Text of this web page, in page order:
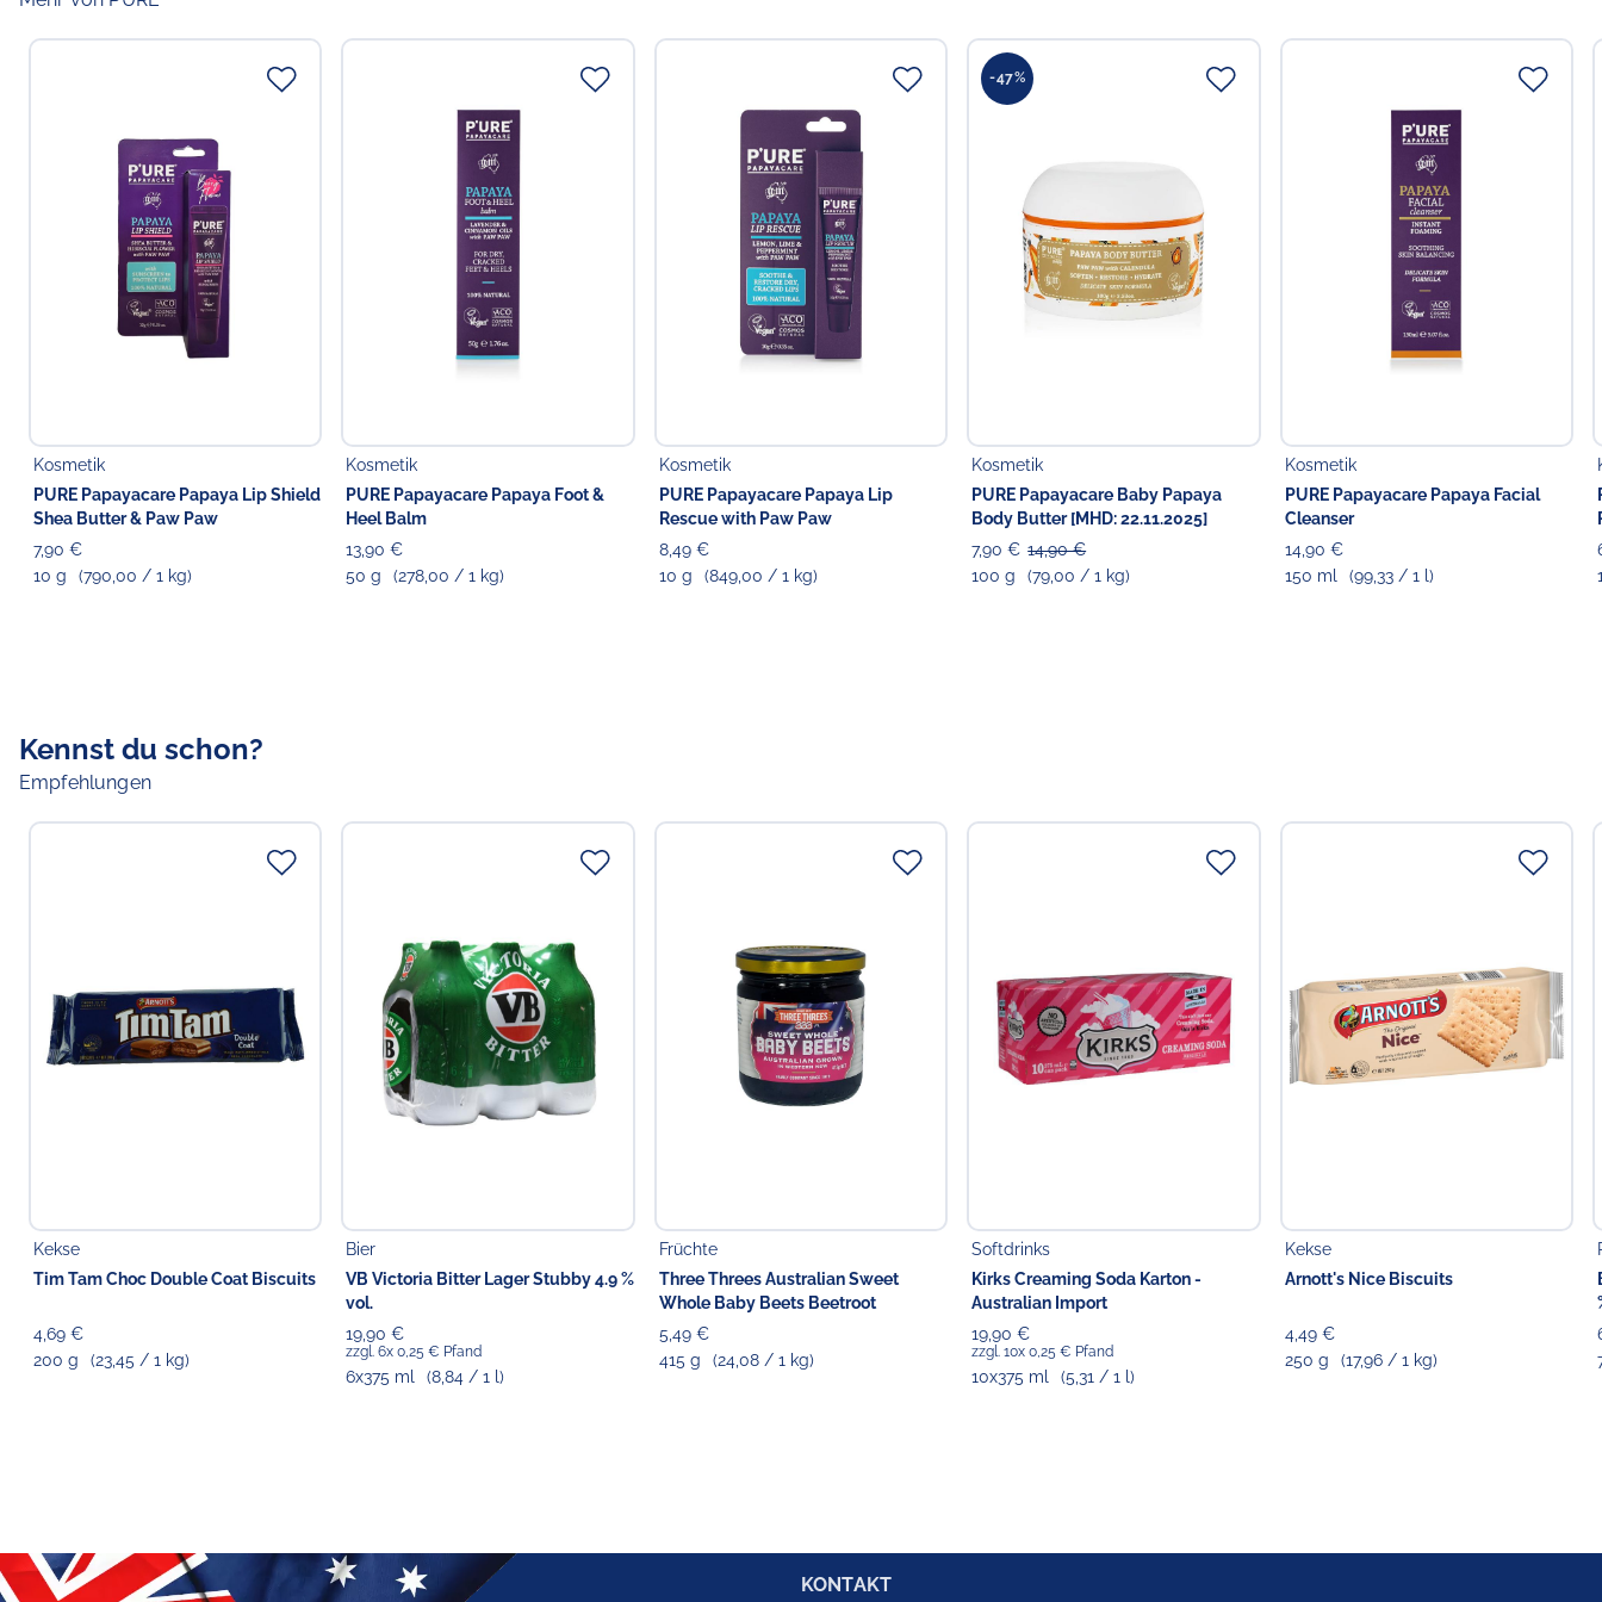
Aqua, Glycerine, Aloe Barbadensis Leaf Juice, Glycyrrhiza Glabra
(Licorice) Root Extract, Calendula Officinalis Flower Extract, Chamomilla Recutita
(Matricaria) Flower Extract, Carica Papaya (Papaya) Fruit Extract,Saccharide
Isomerate, Glyceryl Caprylate, Lactobacillus Ferment, Leuconostoc/Radish Root
Ferment Filtrate, Sodium Levulinate, Sodium Anisate, Lactic Acid, Sodium Phytate,
Potassium Sorbate, Sodium Citrate, Citric Acid, Sodium Hydroxide
Verantwortlicher Lebensmittelunternehmer
Verantwortliche Person in der EU
Choppy's Food & Non-Food GmbH
Kosmetik
PURE Papayacare Papaya Lip Shield
Shea Butter & Paw Paw
7,90 €
10 g
(790,00 / 1 kg)
Kosmetik
PURE Papayacare Papaya Foot &
Heel Balm
13,90 €
50 g
(278,00 / 1 kg)
Kosmetik
PURE Papayacare Papaya Lip
Rescue with Paw Paw
8,49 €
10 g
(849,00 / 1 kg)
-47%
Kosmetik
PURE Papayacare Baby Papaya
Body Butter [MHD: 22.11.2025]
7,90 € 14,90 €
100 g
(79,00 / 1 kg)
Kosmetik
PURE Papayacare Papaya Facial
Cleanser
14,90 €
150 ml
(99,33 / 1 l)
Kennst du schon?
Empfehlungen
Kekse
Tim Tam Choc Double Coat Biscuits
4,69 €
200 g
(23,45 / 1 kg)
Bier
VB Victoria Bitter Lager Stubby 4.9 %
vol.
19,90 €
zzgl. 6x 0,25 € Pfand
6x375 ml (8,84 / 1 l)
Früchte
Three Threes Australian Sweet
Whole Baby Beets Beetroot
5,49 €
415 g
(24,08 / 1 kg)
Softdrinks
Kirks Creaming Soda Karton -
Australian Import
19,90 €
zzgl. 10x 0,25 € Pfand
10x375 ml (5,31 / 1 l)
Kekse
Arnott's Nice Biscuits
4,49 €
250 g
(17,96 / 1 kg)
KONTAKT